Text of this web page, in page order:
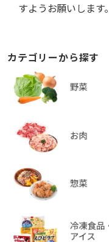
すようお願いします。
カテゴリーから探す